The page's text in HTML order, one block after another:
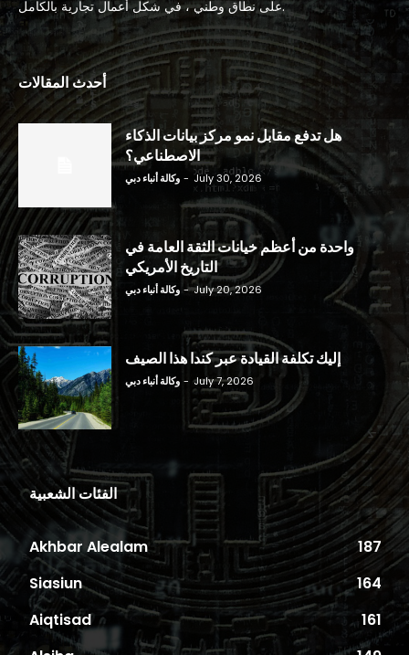
على نطاق وطني ، في شكل أعمال تجارية بالكامل.
أحدث المقالات
هل تدفع مقابل نمو مركز بيانات الذكاء
الاصطناعي؟
وكالة أنباء دبي - July 30, 2026
واحدة من أعظم خيانات الثقة العامة في
التاريخ الأمريكي
وكالة أنباء دبي - July 20, 2026
إليك تكلفة القيادة عبر كندا هذا الصيف
وكالة أنباء دبي - July 7, 2026
الفئات الشعبية
Akhbar Alealam
187
Siasiun
164
Aiqtisad
161